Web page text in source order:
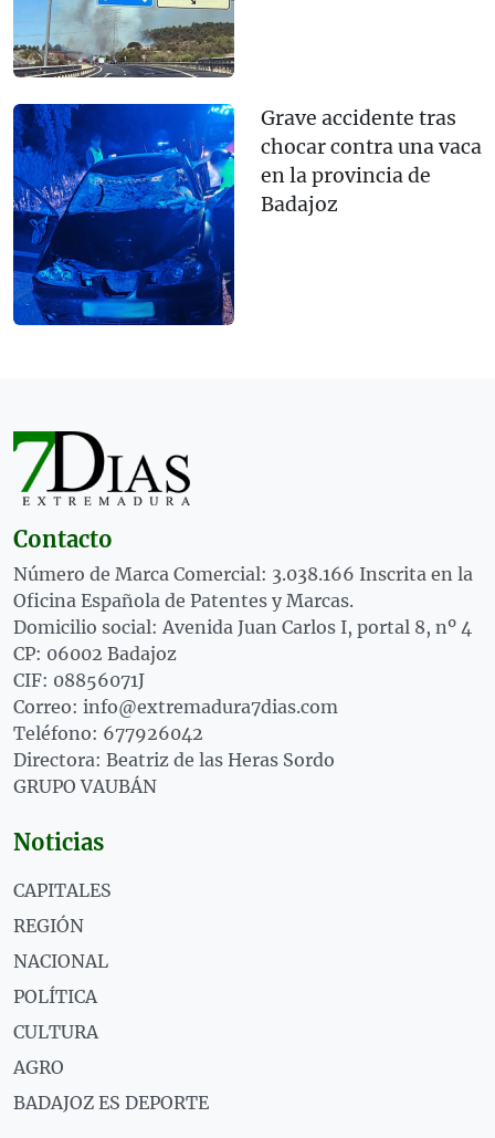
Grave accidente tras
chocar contra una vaca
en la provincia de
Badajoz
Contacto
Número de Marca Comercial: 3.038.166 Inscrita en la
Oficina Española de Patentes y Marcas.
Domicilio social: Avenida Juan Carlos I, portal 8, nº 4
CP: 06002 Badajoz
CIF: 08856071J
Correo: info@extremadura7dias.com
Teléfono: 677926042
Directora: Beatriz de las Heras Sordo
GRUPO VAUBÁN
Noticias
CAPITALES
REGIÓN
NACIONAL
POLÍTICA
CULTURA
AGRO
BADAJOZ ES DEPORTE